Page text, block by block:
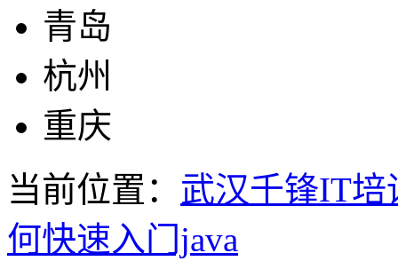
青岛
杭州
重庆
当前位置： 武汉千锋IT培
何快速入门java